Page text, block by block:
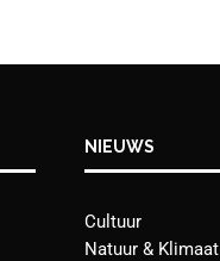
NIEUWS
Cultuur
Natuur & Klimaat